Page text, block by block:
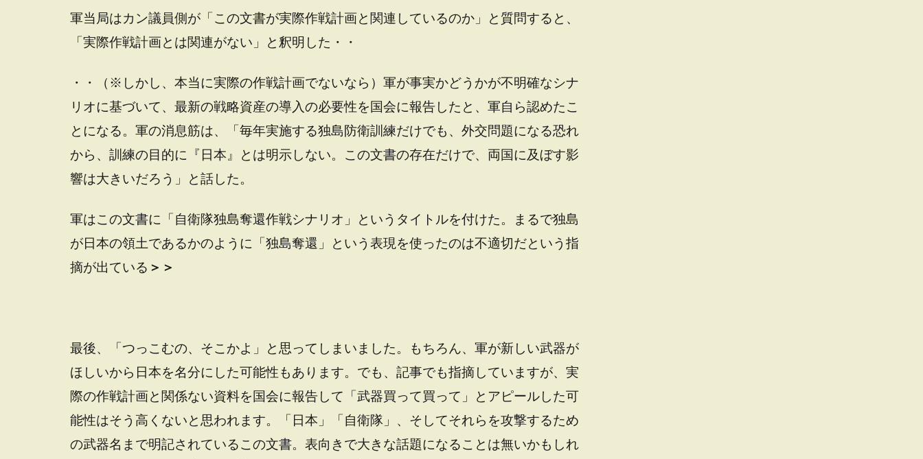
軍当局はカン議員側が「この文書が実際作戦計画と関連しているのか」と質問すると、
「実際作戦計画とは関連がない」と釈明した・・
・・（※しかし、本当に実際の作戦計画でないなら）軍が事実かどうかが不明確なシナ
リオに基づいて、最新の戦略資産の導入の必要性を国会に報告したと、軍自ら認めたこ
とになる。軍の消息筋は、「毎年実施する独島防衛訓練だけでも、外交問題になる恐れ
から、訓練の目的に『日本』とは明示しない。この文書の存在だけで、両国に及ぼす影
響は大きいだろう」と話した。
軍はこの文書に「自衛隊独島奪還作戦シナリオ」というタイトルを付けた。まるで独島
が日本の領土であるかのように「独島奪還」という表現を使ったのは不適切だという指
摘が出ている ＞＞
最後、「つっこむの、そこかよ」と思ってしまいました。もちろん、軍が新しい武器が
ほしいから日本を名分にした可能性もあります。でも、記事でも指摘していますが、実
際の作戦計画と関係ない資料を国会に報告して「武器買って買って」とアピールした可
能性はそう高くないと思われます。「日本」「自衛隊」、そしてそれらを攻撃するため
の武器名まで明記されているこの文書。表向きで大きな話題になることは無いかもしれ